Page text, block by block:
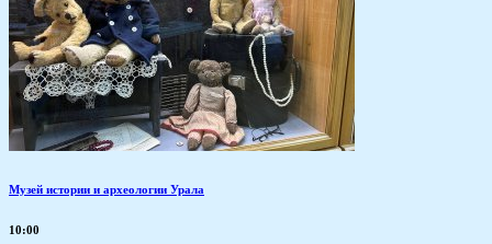
Музей истории и археологии Урала
10:00